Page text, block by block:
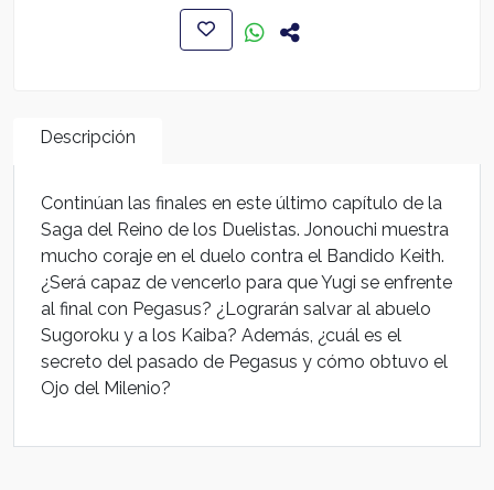
Descripción
Continúan las finales en este último capítulo de la
Saga del Reino de los Duelistas. Jonouchi muestra
mucho coraje en el duelo contra el Bandido Keith.
¿Será capaz de vencerlo para que Yugi se enfrente
al final con Pegasus? ¿Lograrán salvar al abuelo
Sugoroku y a los Kaiba? Además, ¿cuál es el
secreto del pasado de Pegasus y cómo obtuvo el
Ojo del Milenio?